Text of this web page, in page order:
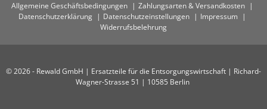
Allgemeine Geschäftsbedingungen
Zahlungsarten & Versandkosten
Datenschutzerklärung
Datenschutzeinstellungen
Impressum
Widerrufsbelehrung
© 2026 - Rewald GmbH | Ersatzteile für die Entsorgungswirtschaft | Richard-
Wagner-Strasse 51 | 10585 Berlin